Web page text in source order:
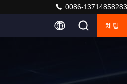
0086-13714858283
채팅